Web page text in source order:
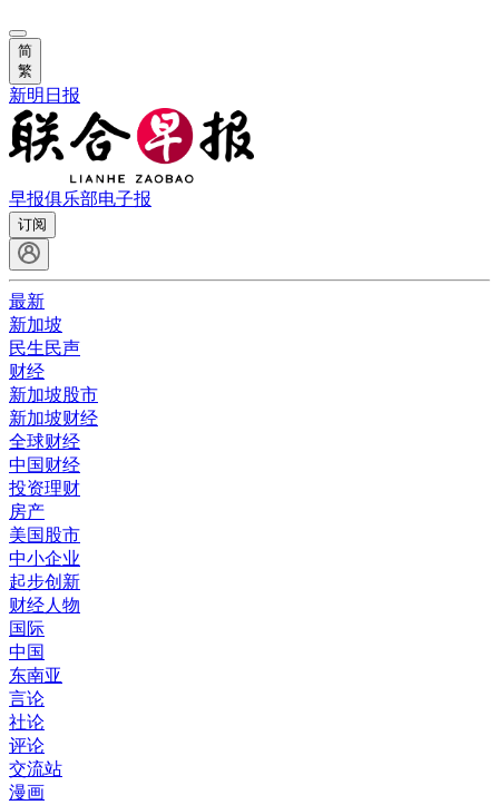
简
繁
新明日报
早报俱乐部电子报
订阅
最新
新加坡
民生民声
财经
新加坡股市
新加坡财经
全球财经
中国财经
投资理财
房产
美国股市
中小企业
起步创新
财经人物
国际
中国
东南亚
言论
社论
评论
交流站
漫画